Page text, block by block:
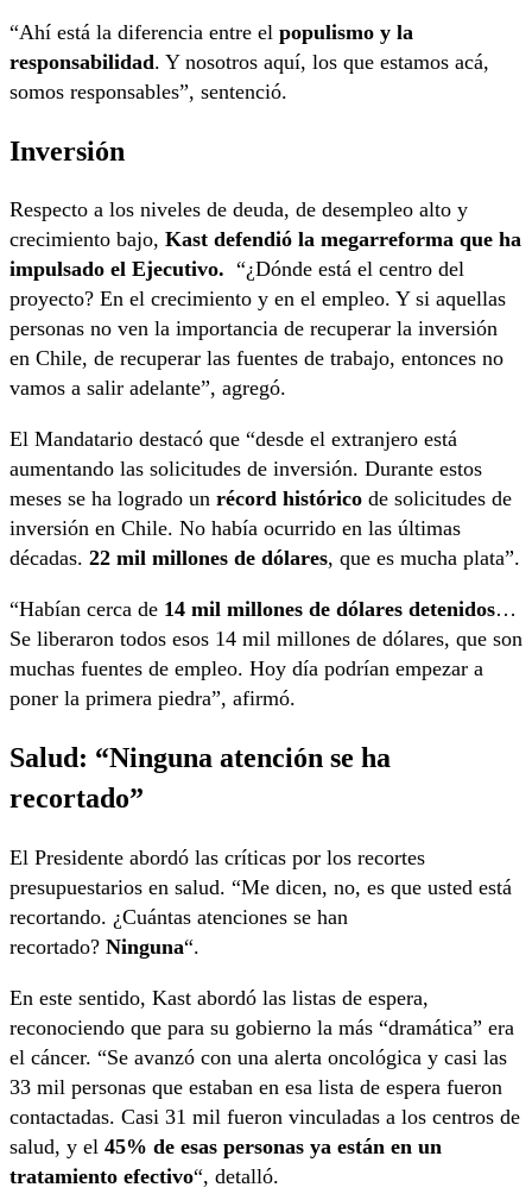
“Ahí está la diferencia entre el populismo y la
responsabilidad. Y nosotros aquí, los que estamos acá,
somos responsables”, sentenció.
Inversión
Respecto a los niveles de deuda, de desempleo alto y
crecimiento bajo, Kast defendió la megarreforma que ha
impulsado el Ejecutivo. “¿Dónde está el centro del
proyecto? En el crecimiento y en el empleo. Y si aquellas
personas no ven la importancia de recuperar la inversión
en Chile, de recuperar las fuentes de trabajo, entonces no
vamos a salir adelante”, agregó.
El Mandatario destacó que “desde el extranjero está
aumentando las solicitudes de inversión. Durante estos
meses se ha logrado un récord histórico de solicitudes de
inversión en Chile. No había ocurrido en las últimas
décadas. 22 mil millones de dólares, que es mucha plata”.
“Habían cerca de 14 mil millones de dólares detenidos…
Se liberaron todos esos 14 mil millones de dólares, que son
muchas fuentes de empleo. Hoy día podrían empezar a
poner la primera piedra”, afirmó.
Salud: “Ninguna atención se ha
recortado”
El Presidente abordó las críticas por los recortes
presupuestarios en salud. “Me dicen, no, es que usted está
recortando. ¿Cuántas atenciones se han
recortado? Ninguna“.
En este sentido, Kast abordó las listas de espera,
reconociendo que para su gobierno la más “dramática” era
el cáncer. “Se avanzó con una alerta oncológica y casi las
33 mil personas que estaban en esa lista de espera fueron
contactadas. Casi 31 mil fueron vinculadas a los centros de
salud, y el 45% de esas personas ya están en un
tratamiento efectivo“, detalló.